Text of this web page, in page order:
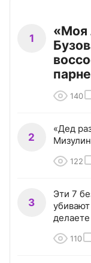
1
«Моя
140
2
«Дед
122
3
Эти 7
делаете
110